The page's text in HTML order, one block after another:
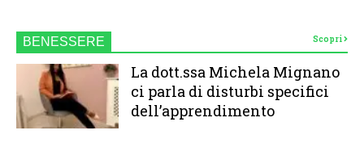
BENESSERE Scopri
La dott.ssa Michela Mignano
ci parla di disturbi specifici
dell’apprendimento